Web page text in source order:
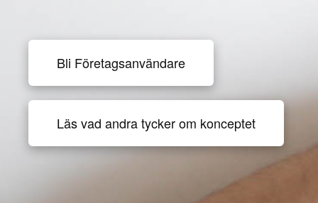
Bli Företagsanvändare
Läs vad andra tycker om konceptet